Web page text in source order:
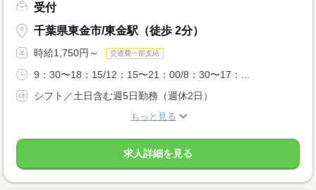
受付
千葉県東金市/東金駅（徒歩 2分）
時給1,750円～ 交通費一部支給
9：30〜18：15/12：15〜21：00/8：30〜17：...
シフト／土日含む週5日勤務（週休2日）
もっと見る
求人詳細を見る